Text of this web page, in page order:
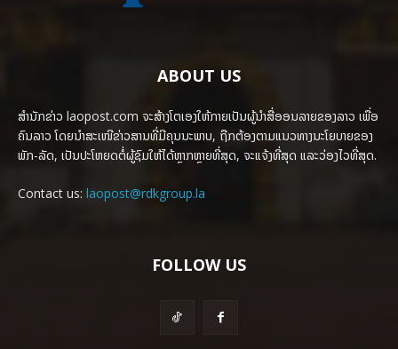
ABOUT US
ສຳນັກຂ່າວ laopost.com ຈະສ້າງໂຕເອງໃຫ້ກາຍເປັນຜູ້ນຳສື່ອອນລາຍຂອງລາວ ເພື່ອ
ຄົນລາວ ໂດຍນຳສະເໜີຂ່າວສານທີ່ມີຄຸນນະພາບ, ຖືກຕ້ອງຕາມແນວທາງນະໂຍບາຍຂອງ
ພັກ-ລັດ, ເປັນປະໂຫຍດຕໍ່ຜູ້ຊົມໃຫ້ໄດ້ຫຼາກຫຼາຍທີ່ສຸດ, ຈະແຈ້ງທີ່ສຸດ ແລະວ່ອງໄວທີ່ສຸດ.
Contact us: laopost@rdkgroup.la
FOLLOW US